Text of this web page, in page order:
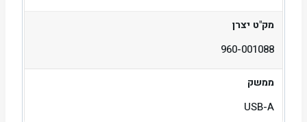
מק"ט יצרן
960-001088
ממשק
USB-A